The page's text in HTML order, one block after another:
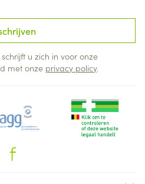
u zich in voor onze
met onze privacy policy.